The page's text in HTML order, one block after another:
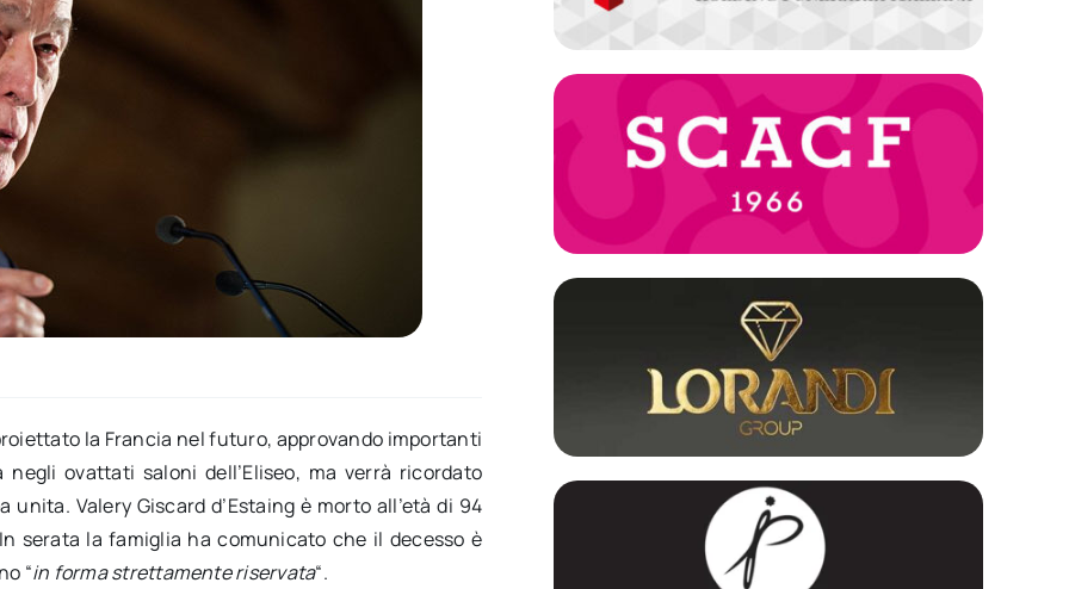
la Francia nel futuro, approvando importanti
ovattati saloni dell’Eliseo, ma verrà ricordato
Valery Giscard d’Estaing è morto all’età di 94
serata la famiglia ha comunicato che il decesso è
“in forma strettamente riservata“.